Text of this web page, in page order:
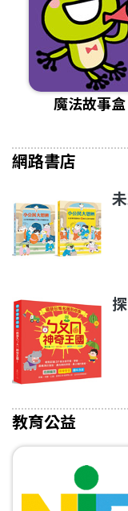
魔法故事盒
網路書店
教育公益